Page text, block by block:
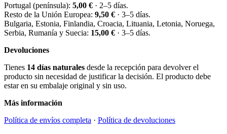
Portugal (península): 5,00 € · 2–5 días.
Resto de la Unión Europea: 9,50 € · 3–5 días.
Bulgaria, Estonia, Finlandia, Croacia, Lituania, Letonia, Noruega,
Serbia, Rumanía y Suecia: 15,00 € · 3–5 días.
Devoluciones
Tienes 14 días naturales desde la recepción para devolver el
producto sin necesidad de justificar la decisión. El producto debe
estar en su embalaje original y sin uso.
Más información
Política de envíos completa · Política de devoluciones